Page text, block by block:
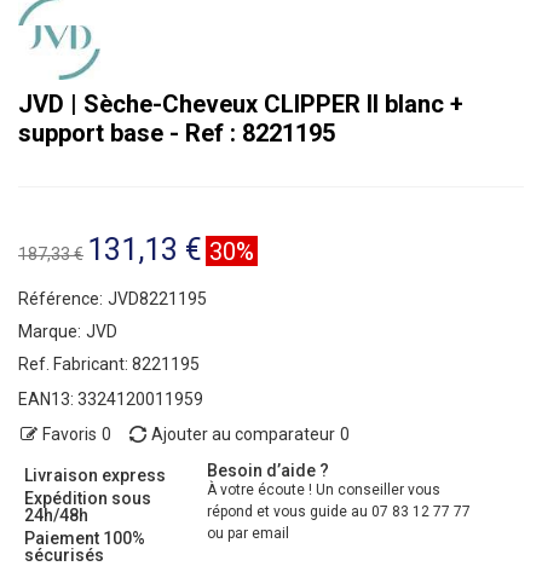
JVD | Sèche-Cheveux CLIPPER II blanc +
support base - Ref : 8221195
187,33 € 131,13 € 30%
Référence: JVD8221195
Marque: JVD
Ref. Fabricant: 8221195
EAN13: 3324120011959
Favoris 0 Ajouter au comparateur 0
Livraison express
Expédition sous
24h/48h
Paiement 100%
sécurisés
Besoin d’aide ?
À votre écoute ! Un conseiller vous
répond et vous guide au 07 83 12 77 77
ou par email